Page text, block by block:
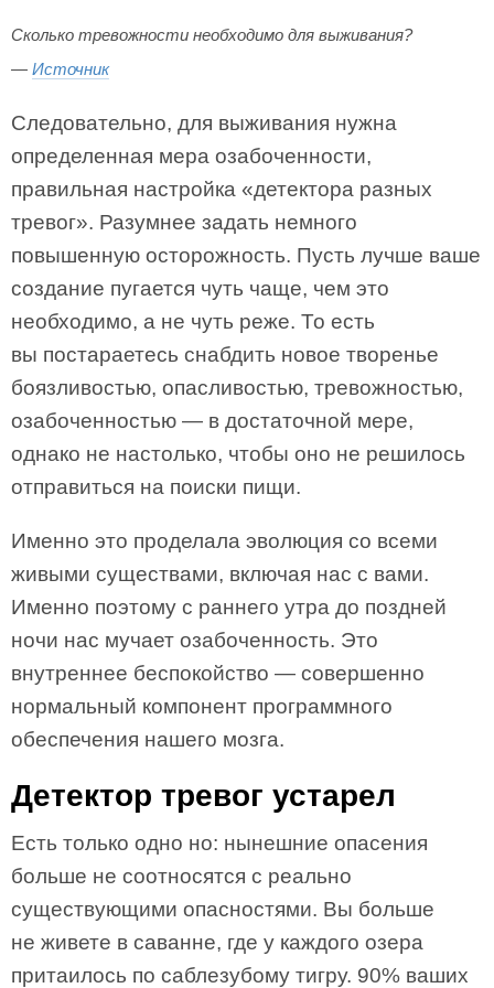
Сколько тревожности необходимо для выживания?
— Источник
Следовательно, для выживания нужна
определенная мера озабоченности,
правильная настройка «детектора разных
тревог». Разумнее задать немного
повышенную осторожность. Пусть лучше ваше
создание пугается чуть чаще, чем это
необходимо, а не чуть реже. То есть
вы постараетесь снабдить новое творенье
боязливостью, опасливостью, тревожностью,
озабоченностью — в достаточной мере,
однако не настолько, чтобы оно не решилось
отправиться на поиски пищи.
Именно это проделала эволюция со всеми
живыми существами, включая нас с вами.
Именно поэтому с раннего утра до поздней
ночи нас мучает озабоченность. Это
внутреннее беспокойство — совершенно
нормальный компонент программного
обеспечения нашего мозга.
Детектор тревог устарел
Есть только одно но: нынешние опасения
больше не соотносятся с реально
существующими опасностями. Вы больше
не живете в саванне, где у каждого озера
притаилось по саблезубому тигру. 90% ваших